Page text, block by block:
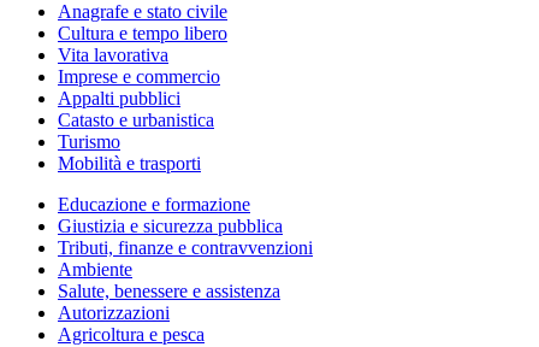
Anagrafe e stato civile
Cultura e tempo libero
Vita lavorativa
Imprese e commercio
Appalti pubblici
Catasto e urbanistica
Turismo
Mobilità e trasporti
Educazione e formazione
Giustizia e sicurezza pubblica
Tributi, finanze e contravvenzioni
Ambiente
Salute, benessere e assistenza
Autorizzazioni
Agricoltura e pesca